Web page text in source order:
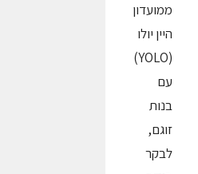
ממועדון
היין יולו
(YOLO)
עם
בנות
זוגם,
לבקר